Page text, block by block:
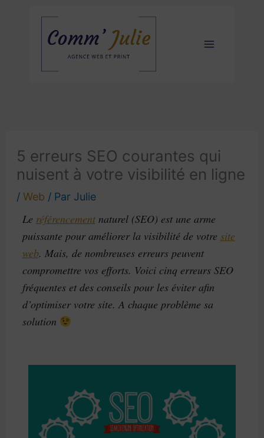
5 erreurs SEO courantes qui
nuisent à votre visibilité en ligne
/ Web / Par Julie
Le référencementnaturel (SEO) est une arme
puissante pour améliorer la visibilité de votre site
web. Mais, de nombreuses erreurs peuvent
compromettre vos efforts. Voici cinq erreurs SEO
fréquentes et des conseils pour les éviter afin
d’optimiser votre site. A chaque problème sa
solution